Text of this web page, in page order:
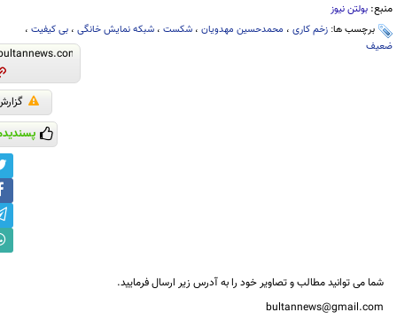
منبع: بولتن نیوز
برچسب ها: زخم کاری ، محمدحسین مهدویان ، شکست ، شبکه نمایش خانگی ، بی کیفیت ،
ضعیف
شما می توانید مطالب و تصاویر خود را به آدرس زیر ارسال فرمایید.
bultannews@gmail.com